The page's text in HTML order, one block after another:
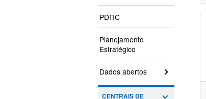
PDTIC
Planejamento
Estratégico
Dados abertos
CENTRAIS DE